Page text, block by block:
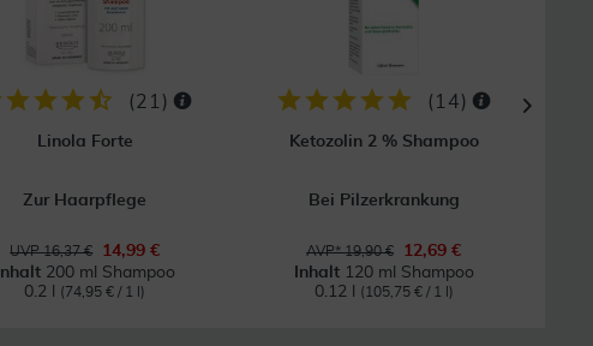
(21 )
Linola Forte
Zur Haarpflege
UVP 16,37 €
14,99 €
Inhalt 200 ml Shampoo
0.2 l
(74,95 € / 1 l)
( 14)
Ketozolin 2 % Shampoo
Bei Pilzerkrankung
AVP* 19,90 €
12,69 €
Inhalt 120 ml Shampoo
0.12 l
(105,75 € / 1 l)